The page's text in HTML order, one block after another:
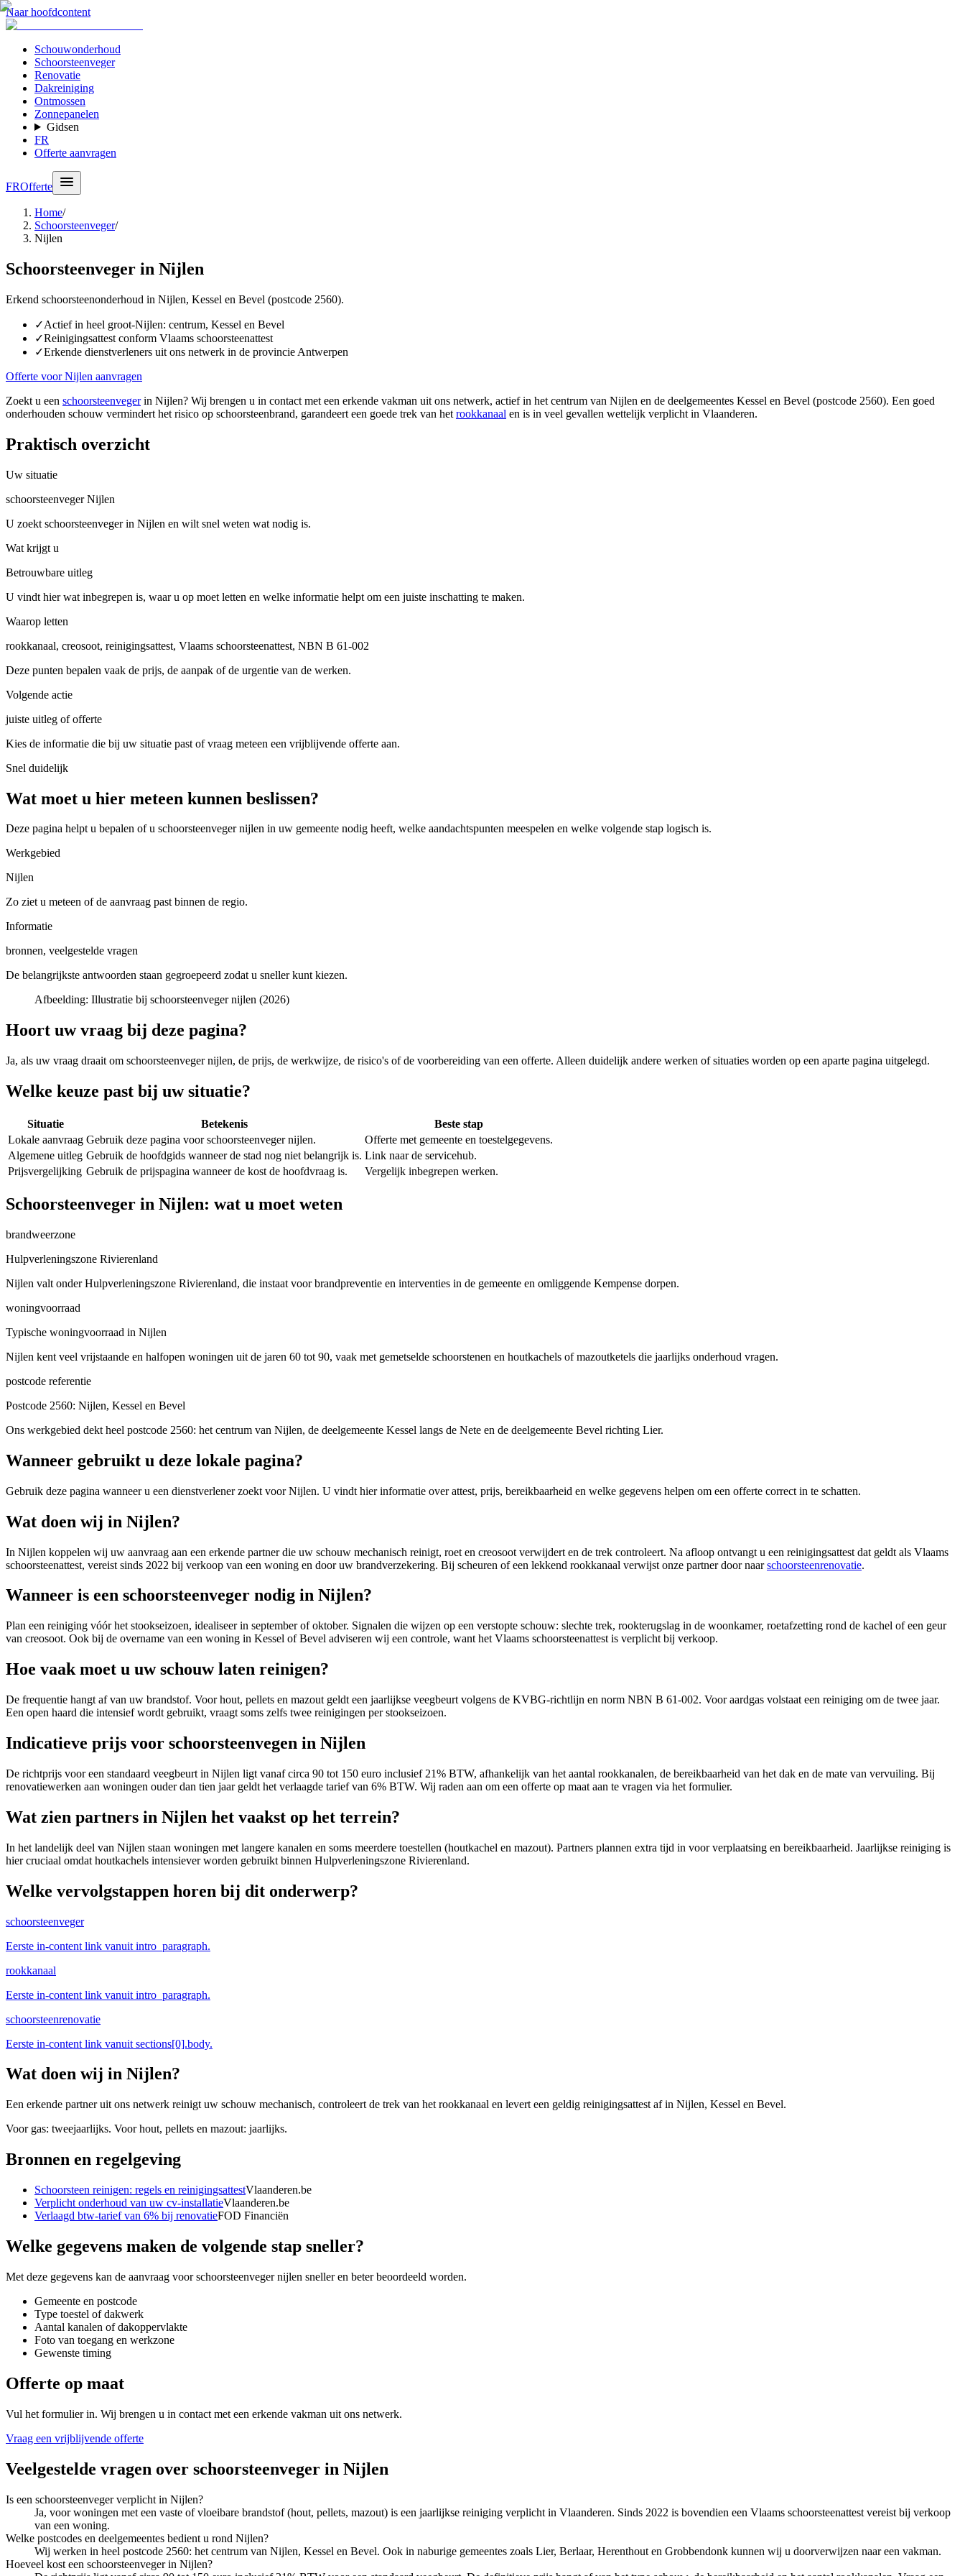
Naar hoofdcontent
Schouwonderhoud
Schoorsteenveger
Renovatie
Dakreiniging
Ontmossen
Zonnepanelen
Gidsen
FR
Offerte aanvragen
FROfferte
Home/
Schoorsteenveger/
Nijlen
Schoorsteenveger in Nijlen
Erkend schoorsteenonderhoud in Nijlen, Kessel en Bevel (postcode 2560).
✓Actief in heel groot-Nijlen: centrum, Kessel en Bevel
✓Reinigingsattest conform Vlaams schoorsteenattest
✓Erkende dienstverleners uit ons netwerk in de provincie Antwerpen
Offerte voor Nijlen aanvragen
Zoekt u een schoorsteenvegerin Nijlen? Wij brengen u in contact met een erkende vakman uit ons netwerk, actief in het centrum van Nijlen en de deelgemeentes Kessel en Bevel (postcode 2560). Een goed
onderhouden schouw vermindert het risico op schoorsteenbrand, garandeert een goede trek van het rookkanaal en is in veel gevallen wettelijk verplicht in Vlaanderen.
Praktisch overzicht
Uw situatie
schoorsteenveger Nijlen
U zoekt schoorsteenveger in Nijlen en wilt snel weten wat nodig is.
Wat krijgt u
Betrouwbare uitleg
U vindt hier wat inbegrepen is, waar u op moet letten en welke informatie helpt om een juiste inschatting te maken.
Waarop letten
rookkanaal, creosoot, reinigingsattest, Vlaams schoorsteenattest, NBN B 61-002
Deze punten bepalen vaak de prijs, de aanpak of de urgentie van de werken.
Volgende actie
juiste uitleg of offerte
Kies de informatie die bij uw situatie past of vraag meteen een vrijblijvende offerte aan.
Snel duidelijk
Wat moet u hier meteen kunnen beslissen?
Deze pagina helpt u bepalen of u schoorsteenveger nijlen in uw gemeente nodig heeft, welke aandachtspunten meespelen en welke volgende stap logisch is.
Werkgebied
Nijlen
Zo ziet u meteen of de aanvraag past binnen de regio.
Informatie
bronnen, veelgestelde vragen
De belangrijkste antwoorden staan gegroepeerd zodat u sneller kunt kiezen.
Afbeelding: Illustratie bij schoorsteenveger nijlen (2026)
Hoort uw vraag bij deze pagina?
Ja, als uw vraag draait om schoorsteenveger nijlen, de prijs, de werkwijze, de risico's of de voorbereiding van een offerte. Alleen duidelijk andere werken of situaties worden op een aparte pagina uitgelegd.
Welke keuze past bij uw situatie?
Situatie Betekenis
Beste stap
Lokale aanvraag Gebruik deze pagina voor schoorsteenveger nijlen.
Offerte met gemeente en toestelgegevens.
Algemene uitleg Gebruik de hoofdgids wanneer de stad nog niet belangrijk is. Link naar de servicehub.
Prijsvergelijking Gebruik de prijspagina wanneer de kost de hoofdvraag is. Vergelijk inbegrepen werken.
Schoorsteenveger in Nijlen: wat u moet weten
brandweerzone
Hulpverleningszone Rivierenland
Nijlen valt onder Hulpverleningszone Rivierenland, die instaat voor brandpreventie en interventies in de gemeente en omliggende Kempense dorpen.
woningvoorraad
Typische woningvoorraad in Nijlen
Nijlen kent veel vrijstaande en halfopen woningen uit de jaren 60 tot 90, vaak met gemetselde schoorstenen en houtkachels of mazoutketels die jaarlijks onderhoud vragen.
postcode referentie
Postcode 2560: Nijlen, Kessel en Bevel
Ons werkgebied dekt heel postcode 2560: het centrum van Nijlen, de deelgemeente Kessel langs de Nete en de deelgemeente Bevel richting Lier.
Wanneer gebruikt u deze lokale pagina?
Gebruik deze pagina wanneer u een dienstverlener zoekt voorNijlen. U vindt hier informatie over attest, prijs, bereikbaarheid en welke gegevens helpen om een offerte correct in te schatten.
Wat doen wij in Nijlen?
In Nijlen koppelen wij uw aanvraag aan een erkende partner die uw schouw mechanisch reinigt, roet en creosoot verwijdert en de trek controleert. Na afloop ontvangt u een reinigingsattest dat geldt als Vlaams
schoorsteenattest, vereist sinds 2022 bij verkoop van een woning en door uw brandverzekering. Bij scheuren of een lekkend rookkanaal verwijst onze partner door naarschoorsteenrenovatie.
Wanneer is een schoorsteenveger nodig in Nijlen?
Plan een reiniging vóór het stookseizoen, idealiseer in september of oktober. Signalen die wijzen op een verstopte schouw: slechte trek, rookterugslag in de woonkamer, roetafzetting rond de kachel of een geur
van creosoot. Ook bij de overname van een woning in Kessel of Bevel adviseren wij een controle, want het Vlaams schoorsteenattest is verplicht bij verkoop.
Hoe vaak moet u uw schouw laten reinigen?
De frequentie hangt af van uw brandstof. Voor hout, pellets en mazout geldt een jaarlijkse veegbeurt volgens de KVBG-richtlijn en norm NBN B 61-002. Voor aardgas volstaat een reiniging om de twee jaar.
Een open haard die intensief wordt gebruikt, vraagt soms zelfs twee reinigingen per stookseizoen.
Indicatieve prijs voor schoorsteenvegen in Nijlen
De richtprijs voor een standaard veegbeurt in Nijlen ligt vanaf circa 90 tot 150 euro inclusief 21% BTW, afhankelijk van het aantal rookkanalen, de bereikbaarheid van het dak en de mate van vervuiling. Bij
renovatiewerken aan woningen ouder dan tien jaar geldt het verlaagde tarief van 6% BTW. Wij raden aan om een offerte op maat aan te vragen via het formulier.
Wat zien partners in Nijlen het vaakst op het terrein?
In het landelijk deel van Nijlen staan woningen met langere kanalen en soms meerdere toestellen (houtkachel en mazout). Partners plannen extra tijd in voor verplaatsing en bereikbaarheid. Jaarlijkse reiniging is
hier cruciaal omdat houtkachels intensiever worden gebruikt binnen Hulpverleningszone Rivierenland.
Welke vervolgstappen horen bij dit onderwerp?
schoorsteenveger
Eerste in-content link vanuit intro_paragraph.
rookkanaal
Eerste in-content link vanuit intro_paragraph.
schoorsteenrenovatie
Eerste in-content link vanuit sections[0].body.
Wat doen wij in Nijlen?
Een erkende partner uit ons netwerk reinigt uw schouw mechanisch, controleert de trek van het rookkanaal en levert een geldig reinigingsattest af in Nijlen, Kessel en Bevel.
Voor gas: tweejaarlijks. Voor hout, pellets en mazout: jaarlijks.
Bronnen en regelgeving
Schoorsteen reinigen: regels en reinigingsattestVlaanderen.be
Verplicht onderhoud van uw cv-installatieVlaanderen.be
Verlaagd btw-tarief van 6% bij renovatieFOD Financiën
Welke gegevens maken de volgende stap sneller?
Met deze gegevens kan de aanvraag voorschoorsteenveger nijlen sneller en beter beoordeeld worden.
Gemeente en postcode
Type toestel of dakwerk
Aantal kanalen of dakoppervlakte
Foto van toegang en werkzone
Gewenste timing
Offerte op maat
Vul het formulier in. Wij brengen u in contact met een erkende vakman uit ons netwerk.
Vraag een vrijblijvende offerte
Veelgestelde vragen over schoorsteenveger in Nijlen
Is een schoorsteenveger verplicht in Nijlen?
Ja, voor woningen met een vaste of vloeibare brandstof (hout, pellets, mazout) is een jaarlijkse reiniging verplicht in Vlaanderen. Sinds 2022 is bovendien een Vlaams schoorsteenattest vereist bij verkoop
van een woning.
Welke postcodes en deelgemeentes bedient u rond Nijlen?
Wij werken in heel postcode 2560: het centrum van Nijlen, Kessel en Bevel. Ook in naburige gemeentes zoals Lier, Berlaar, Herenthout en Grobbendonk kunnen wij u doorverwijzen naar een vakman.
Hoeveel kost een schoorsteenveger in Nijlen?